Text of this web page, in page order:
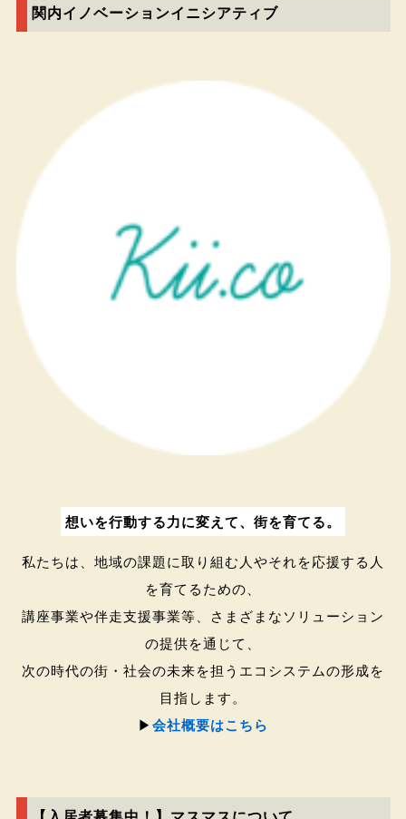
関内イノベーションイニシアティブ
想いを行動する力に変えて、街を育てる。
私たちは、地域の課題に取り組む人やそれを応援する人
を育てるための、
講座事業や伴走支援事業等、さまざまなソリューション
の提供を通じて、
次の時代の街・社会の未来を担うエコシステムの形成を
目指します。
▶︎会社概要はこちら